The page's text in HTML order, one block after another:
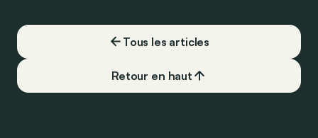
Tous les articles
Retour en haut